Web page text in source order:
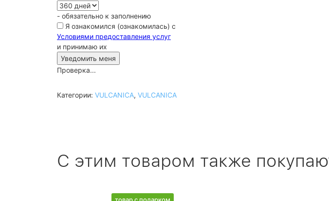
- обязательно к заполнению
Я ознакомился (ознакомилась) с
Условиями предоставления услуг
и принимаю их
Проверка...
Категории: VULCANICA, VULCANICA
С этим товаром также